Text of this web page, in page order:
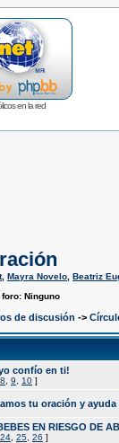
en la red
, Mayra Novelo Beatriz
Ninguno
de discusión ->
confío en ti!
8 9 10 ]
tu oración y
EN RIESGO DE
24 25 26 ]